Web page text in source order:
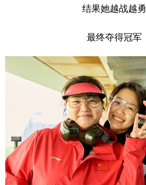
结果她越战越勇
最终夺得冠军